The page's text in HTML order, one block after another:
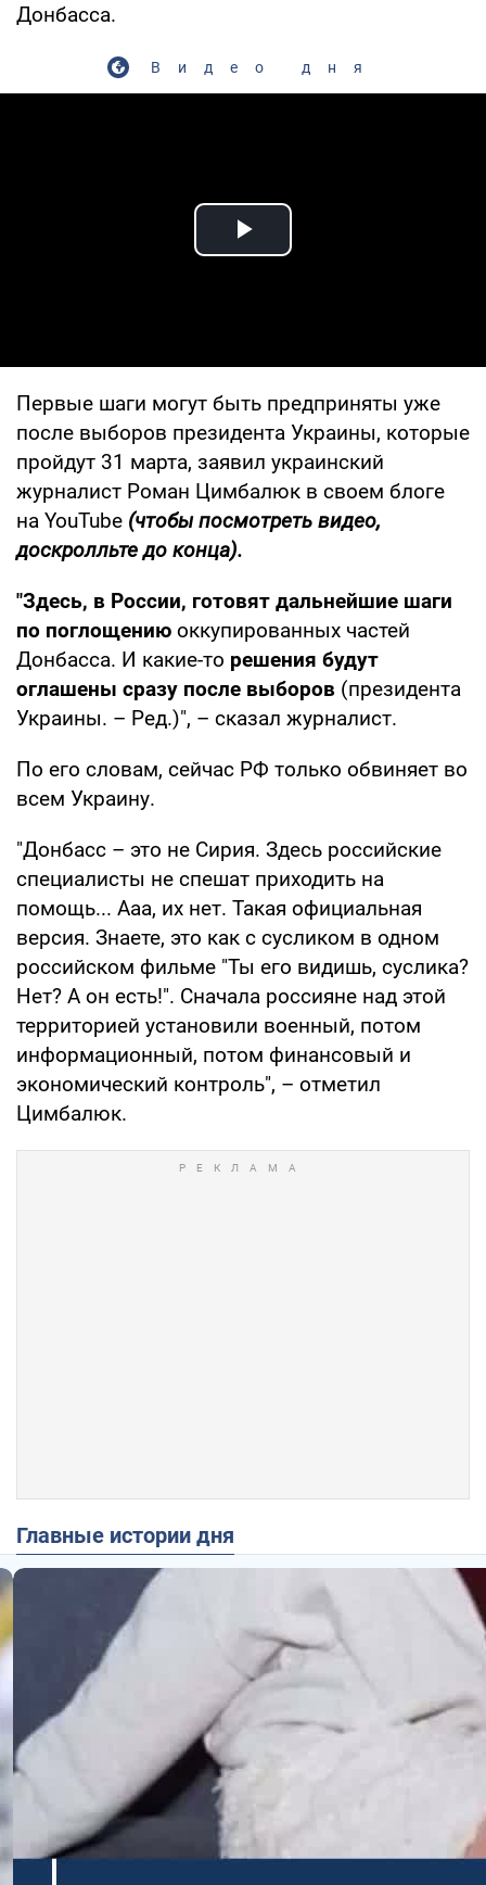
Донбасса.
Видео дня
Play Video
Первые шаги могут быть предприняты уже
после выборов президента Украины, которые
пройдут 31 марта, заявил украинский
журналист Роман Цимбалюк в своем блоге
на YouTube (чтобы посмотреть видео,
доскролльте до конца).
"Здесь, в России, готовят дальнейшие шаги
по поглощению оккупированных частей
Донбасса. И какие-то решения будут
оглашены сразу после выборов (президента
Украины. – Ред.)", – сказал журналист.
По его словам, сейчас РФ только обвиняет во
всем Украину.
"Донбасс – это не Сирия. Здесь российские
специалисты не спешат приходить на
помощь... Ааа, их нет. Такая официальная
версия. Знаете, это как с сусликом в одном
российском фильме "Ты его видишь, суслика?
Нет? А он есть!". Сначала россияне над этой
территорией установили военный, потом
информационный, потом финансовый и
экономический контроль", – отметил
Цимбалюк.
Главные истории дня